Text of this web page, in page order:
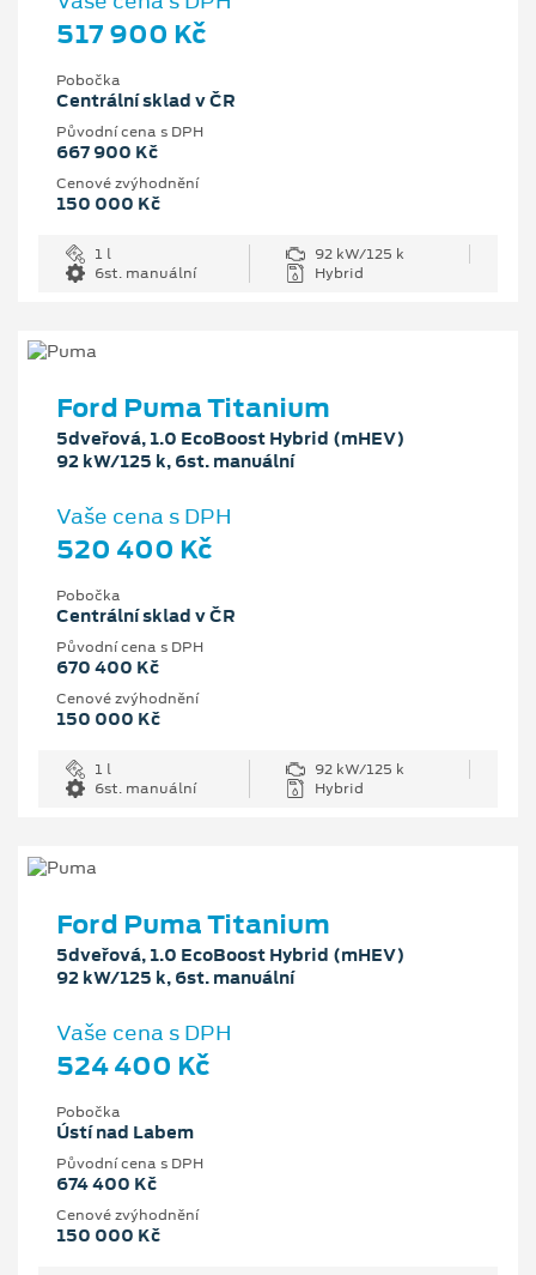
517 900 Kč
Pobočka
Centrální sklad v ČR
Původní cena s DPH
667 900 Kč
Cenové zvýhodnění
150 000 Kč
1 l
92 kW/125 k
6st. manuální
Hybrid
Ford Puma Titanium
5dveřová, 1.0 EcoBoost Hybrid (mHEV)
92 kW/125 k, 6st. manuální
Vaše cena s DPH
520 400 Kč
Pobočka
Centrální sklad v ČR
Původní cena s DPH
670 400 Kč
Cenové zvýhodnění
150 000 Kč
1 l
92 kW/125 k
6st. manuální
Hybrid
Ford Puma Titanium
5dveřová, 1.0 EcoBoost Hybrid (mHEV)
92 kW/125 k, 6st. manuální
Vaše cena s DPH
524 400 Kč
Pobočka
Ústí nad Labem
Původní cena s DPH
674 400 Kč
Cenové zvýhodnění
150 000 Kč